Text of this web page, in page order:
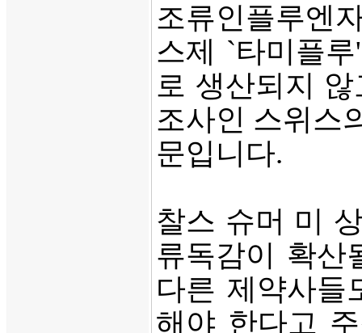
조류인플루엔
스제 `타미플
로 생산되지
조사인 스위스
문입니다.
찰스 슈머 미
류독감이 확산
다른 제약사들
해야 한다고